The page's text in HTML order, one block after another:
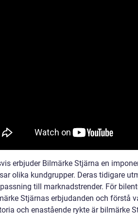
erbjuder Bilmärke Stjärna en
olika kundgrupper. Deras tidigare
till marknadstrender. För
Stjärnas erbjudanden och förstå
och enastående rykte är bilmärke